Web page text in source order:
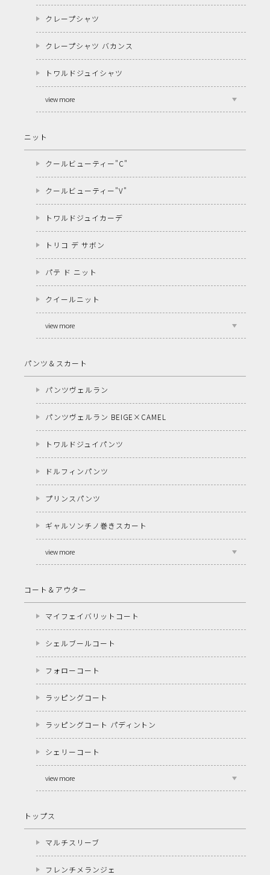
クレープシャツ
クレープシャツ バカンス
トワルドジュイシャツ
view more
ニット
クールビューティー"C"
クールビューティー"V"
トワルドジュイカーデ
トリコ デ サボン
パテ ド ニット
クイールニット
view more
パンツ＆スカート
パンツヴェルラン
パンツヴェルラン BEIGE×CAMEL
トワルドジュイパンツ
ドルフィンパンツ
プリンスパンツ
ギャルソンチノ巻きスカート
view more
コート＆アウター
マイフェイバリットコート
シェルブールコート
フォローコート
ラッピングコート
ラッピングコート パディントン
シェリーコート
view more
トップス
マルチスリーブ
フレンチメランジェ